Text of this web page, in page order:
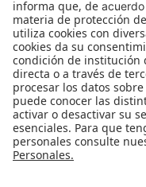
SÍGUENOS
¿Quieres escribir